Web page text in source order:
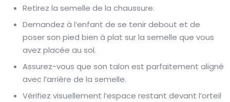
Retirez la semelle de la chaussure.
Demandez à l’enfant de se tenir debout et de
poser son pied bien à plat sur la semelle que vous
avez placée au sol.
Assurez-vous que son talon est parfaitement aligné
avec l’arrière de la semelle.
Vérifiez visuellement l’espace restant devant l’orteil